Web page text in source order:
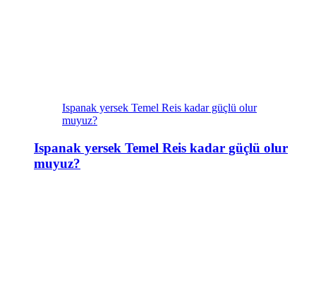
Ispanak yersek Temel Reis kadar güçlü olur
muyuz?
Ispanak yersek Temel Reis kadar güçlü olur
muyuz?